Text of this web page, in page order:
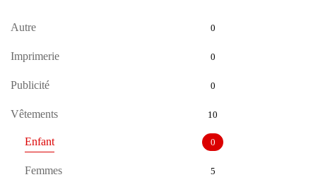
Autre 0
Imprimerie 0
Publicité 0
Vêtements 10
Enfant 0
Femmes 5